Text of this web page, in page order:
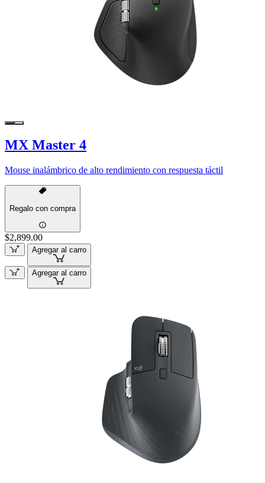
MX Master 4
Mouse inalámbrico de alto rendimiento con respuesta táctil
Regalo con compra
$2,899.00
Agregar al carro
Agregar al carro